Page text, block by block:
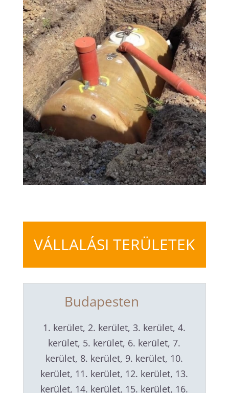
VÁLLALÁSI TERÜLETEK
Budapesten
1. kerület, 2. kerület, 3. kerület, 4.
kerület, 5. kerület, 6. kerület, 7.
kerület, 8. kerület, 9. kerület, 10.
kerület, 11. kerület, 12. kerület, 13.
kerület, 14. kerület, 15. kerület, 16.